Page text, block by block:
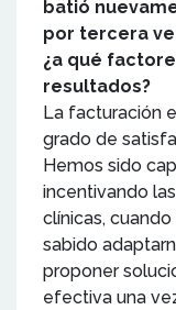
batió
por tercera
¿a qué
resultados?
La facturación
grado de
Hemos sido
incentivando
clínicas,
sabido
proponer
efectiva una